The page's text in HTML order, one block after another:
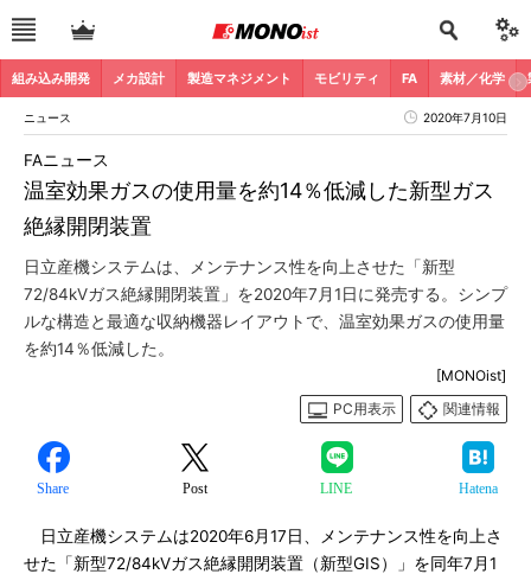
組み込み開発 メカ設計 製造マネジメント モビリティ FA 素材／化学
ニュース 2020年7月10日
温室効果ガスの使用量を約14％低減した新型ガス
絶縁開閉装置
FAニュース
日立産機システムは、メンテナンス性を向上させた「新型
72/84kVガス絶縁開閉装置」を2020年7月1日に発売する。シンプ
ルな構造と最適な収納機器レイアウトで、温室効果ガスの使用量
を約14％低減した。
[MONOist]
PC用表示
関連情報
Share Post LINE Hatena
日立産機システムは2020年6月17日、メンテナンス性を向上さ
せた「新型72/84kVガス絶縁開閉装置（新型GIS）」を同年7月1